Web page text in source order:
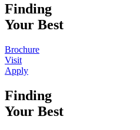
Finding
Your Best
Brochure
Visit
Apply
Finding
Your Best